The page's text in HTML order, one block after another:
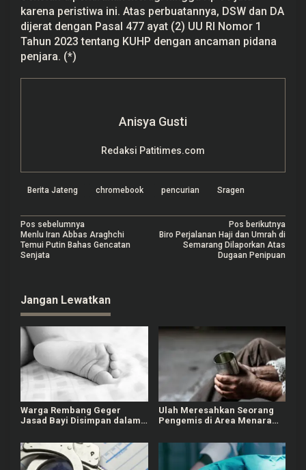
karena peristiwa ini. Atas perbuatannya, DSW dan DA
dijerat dengan Pasal 477 ayat (2) UU RI Nomor 1
Tahun 2023 tentang KUHP dengan ancaman pidana
penjara. (*)
Anisya Gusti
Redaksi Patitimes.com
Berita Jateng chromebook pencurian Sragen
N
a
g
a
s
i
p
o
s
Pos sebelumnya
Menlu Iran Abbas Araghchi
Temui Putin Bahas Gencatan
Senjata
Pos berikutnya
Biro Perjalanan Haji dan Umrah di
Semarang Dilaporkan Atas
Dugaan Penipuan
Jangan Lewatkan
Warga Rembang Geger
Jasad Bayi Disimpan dalam
Saat Lahir
Ulah Meresahkan Seorang
Pengemis di Area Menara
Pengunjung saat Tak Diberi